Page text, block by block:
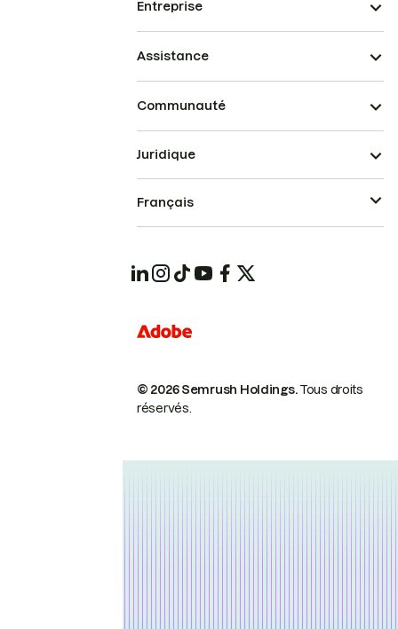
Entreprise
Assistance
Communauté
© 2026 Semrush Holdings.Tous droits
réservés.
Juridique
Français